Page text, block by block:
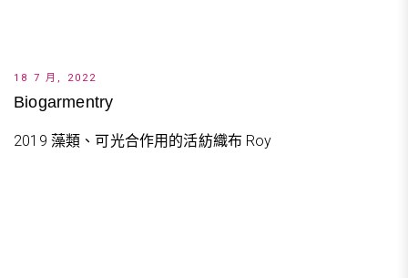
18 7 月, 2022
Biogarmentry
2019 藻類、可光合作用的活紡織布 Roy